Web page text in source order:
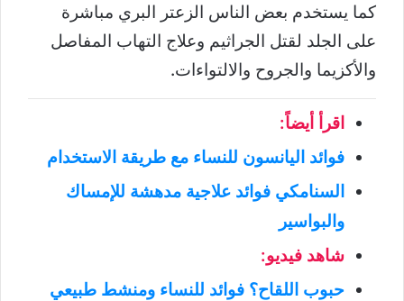
كما يستخدم بعض الناس الزعتر البري مباشرة
على الجلد لقتل الجراثيم وعلاج التهاب المفاصل
والأكزيما والجروح والالتواءات.
اقرأ أيضاً:
فوائد اليانسون للنساء مع طريقة الاستخدام
السنامكي فوائد علاجية مدهشة للإمساك
والبواسير
شاهد فيديو:
حبوب اللقاح؟ فوائد للنساء ومنشط طبيعي